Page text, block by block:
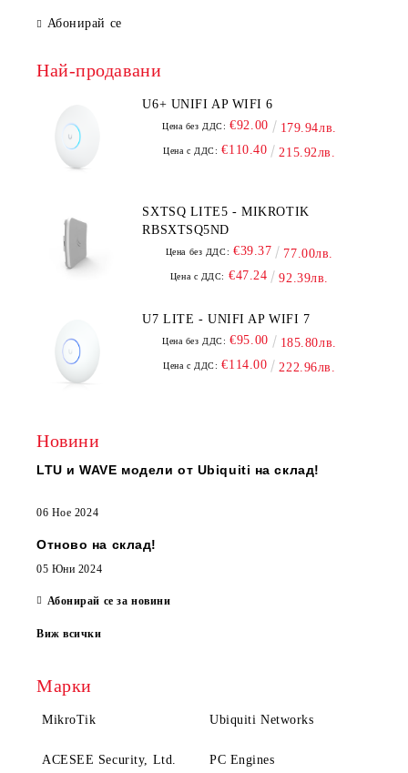
Абонирай се
Най-продавани
U6+ UNIFI AP WIFI 6
Цена без ДДС: €92.00 179.94лв.
Цена с ДДС: €110.40 215.92лв.
SXTSQ LITE5 - MIKROTIK
RBSXTSQ5ND
Цена без ДДС: €39.37 77.00лв.
Цена с ДДС: €47.24 92.39лв.
U7 LITE - UNIFI AP WIFI 7
Цена без ДДС: €95.00 185.80лв.
Цена с ДДС: €114.00 222.96лв.
Новини
LTU и WAVE модели от Ubiquiti на склад!
06 Ное 2024
Отново на склад!
05 Юни 2024
Абонирай се за новини
Виж всички
Марки
MikroTik Ubiquiti Networks
ACESEE Security, Ltd. PC Engines